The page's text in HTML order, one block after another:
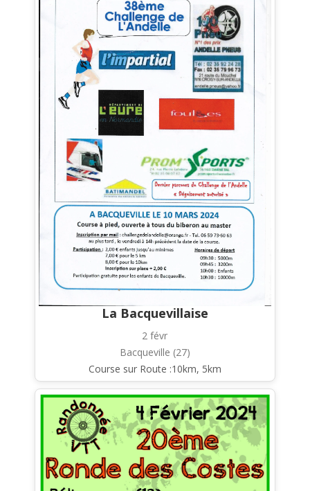
La Bacquevillaise
2 févr
Bacqueville (27)
Course sur Route :10km, 5km